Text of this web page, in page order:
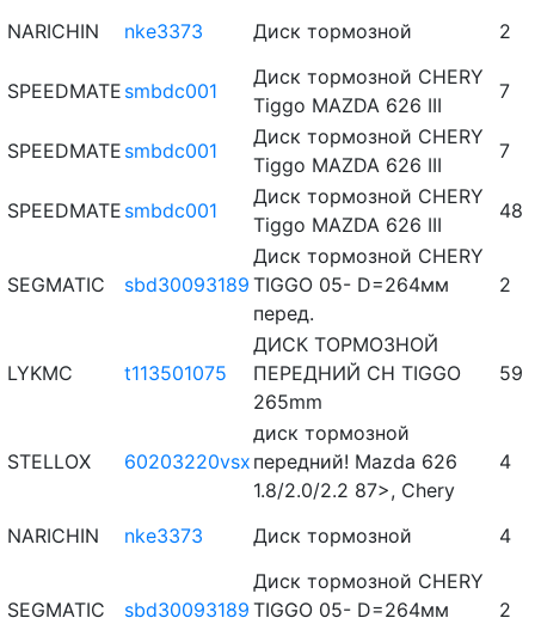
NARICHIN nke3373 Диск тормозной 2
SPEEDMATE smbdc001
Диск тормозной CHERY
Tiggo MAZDA 626 III
7
SPEEDMATE smbdc001
Диск тормозной CHERY
Tiggo MAZDA 626 III
7
SPEEDMATE smbdc001
Диск тормозной CHERY
Tiggo MAZDA 626 III
48
SEGMATIC sbd30093189
Диск тормозной CHERY
TIGGO 05- D=264мм
перед.
2
LYKMC t113501075
ДИСК ТОРМОЗНОЙ
ПЕРЕДНИЙ CH TIGGO
265mm
59
STELLOX 60203220vsx
диск тормозной
передний! Mazda 626
1.8/2.0/2.2 87>, Chery
4
NARICHIN nke3373 Диск тормозной 4
SEGMATIC sbd30093189
Диск тормозной CHERY
TIGGO 05- D=264мм
2